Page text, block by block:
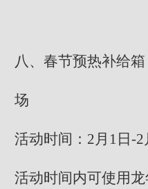
八、春节预热补给
场
活动时间：2月1日-2
活动时间内可使用